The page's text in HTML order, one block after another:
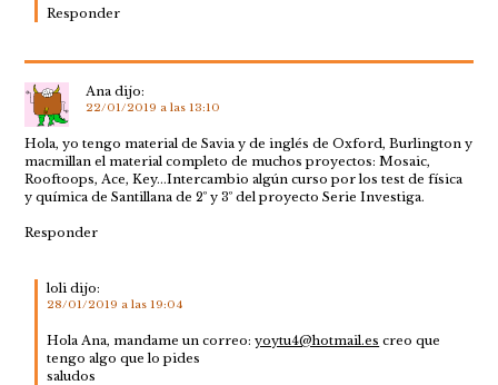
Responder
Ana dijo:
22/01/2019 a las 13:10
Hola, yo tengo material de Savia y de inglés de Oxford, Burlington y
macmillan el material completo de muchos proyectos: Mosaic,
Rooftoops, Ace, Key…Intercambio algún curso por los test de física
y química de Santillana de 2º y 3º del proyecto Serie Investiga.
Responder
loli dijo:
28/01/2019 a las 19:04
Hola Ana, mandame un correo:yoytu4@hotmail.es creo que
tengo algo que lo pides
saludos